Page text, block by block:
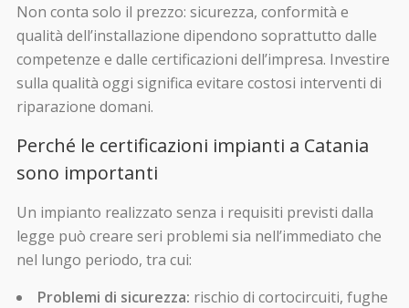
Non conta solo il prezzo: sicurezza, conformità e
qualità dell’installazione dipendono soprattutto dalle
competenze e dalle certificazioni dell’impresa. Investire
sulla qualità oggi significa evitare costosi interventi di
riparazione domani.
Perché le certificazioni impianti a Catania
sono importanti
Un impianto realizzato senza i requisiti previsti dalla
legge può creare seri problemi sia nell’immediato che
nel lungo periodo, tra cui:
Problemi di sicurezza: rischio di cortocircuiti, fughe